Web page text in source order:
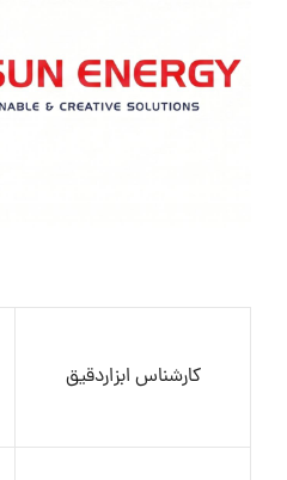
کارشناس ابزاردقیق